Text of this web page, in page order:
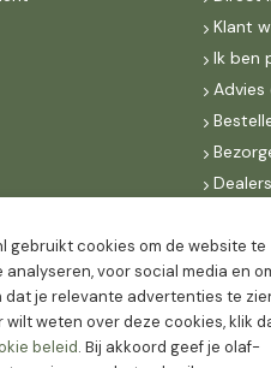
Klant
Ik ben
Dealers
FAQ
gebruikt cookies om de website te
voor social media en
dat je relevante advertenties te
wilt weten over deze cookies, klik
beleid. Bij akkoord geef je olaf-